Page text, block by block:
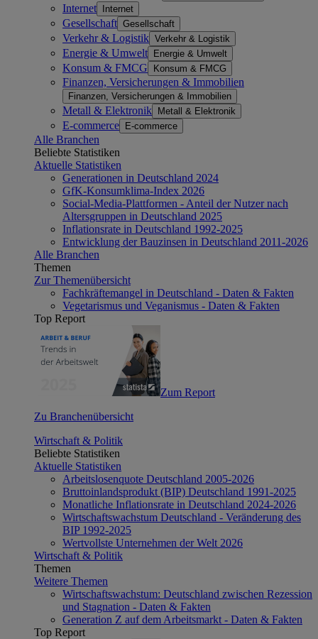
Internet Internet
Gesellschaft Gesellschaft
Verkehr & Logistik Verkehr & Logistik
Energie & Umwelt Energie & Umwelt
Konsum & FMCG Konsum & FMCG
Finanzen, Versicherungen & Immobilien
Finanzen, Versicherungen & Immobilien
Metall & Elektronik Metall & Elektronik
E-commerce E-commerce
Alle Branchen
Beliebte Statistiken
Aktuelle Statistiken
Generationen in Deutschland 2024
GfK-Konsumklima-Index 2026
Social-Media-Plattformen - Anteil der Nutzer nach
Altersgruppen in Deutschland 2025
Inflationsrate in Deutschland 1992-2025
Entwicklung der Bauzinsen in Deutschland 2011-2026
Alle Branchen
Themen
Zur Themenübersicht
Fachkräftemangel in Deutschland - Daten & Fakten
Vegetarismus und Veganismus - Daten & Fakten
Top Report
Zum Report
Zu Branchenübersicht
Wirtschaft & Politik
Beliebte Statistiken
Aktuelle Statistiken
Arbeitslosenquote Deutschland 2005-2026
Bruttoinlandsprodukt (BIP) Deutschland 1991-2025
Monatliche Inflationsrate in Deutschland 2024-2026
Wirtschaftswachstum Deutschland - Veränderung des
BIP 1992-2025
Wertvollste Unternehmen der Welt 2026
Wirtschaft & Politik
Themen
Weitere Themen
Wirtschaftswachstum: Deutschland zwischen Rezession
und Stagnation - Daten & Fakten
Generation Z auf dem Arbeitsmarkt - Daten & Fakten
Top Report